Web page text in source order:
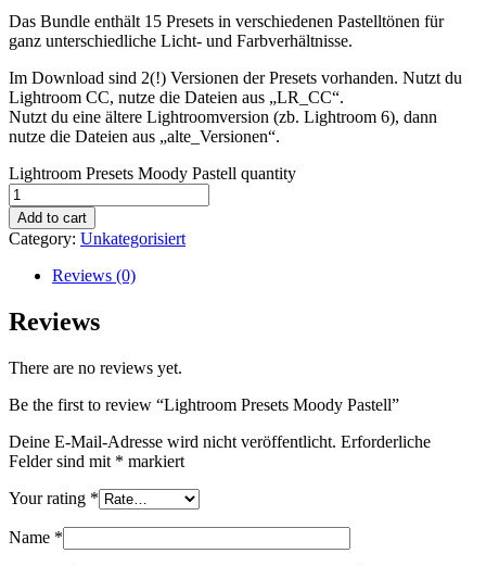
Das Bundle enthält 15 Presets in verschiedenen Pastelltönen für
ganz unterschiedliche Licht- und Farbverhältnisse.
Im Download sind 2(!) Versionen der Presets vorhanden. Nutzt du
Lightroom CC, nutze die Dateien aus „LR_CC“.
Nutzt du eine ältere Lightroomversion (zb. Lightroom 6), dann
nutze die Dateien aus „alte_Versionen“.
Lightroom Presets Moody Pastell quantity
Add to cart
Category: Unkategorisiert
Reviews (0)
Reviews
There are no reviews yet.
Be the first to review “Lightroom Presets Moody Pastell”
Deine E-Mail-Adresse wird nicht veröffentlicht. Erforderliche
Felder sind mit * markiert
Your rating *
Name *